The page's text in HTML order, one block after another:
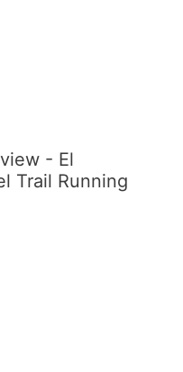
- El
Trail Running